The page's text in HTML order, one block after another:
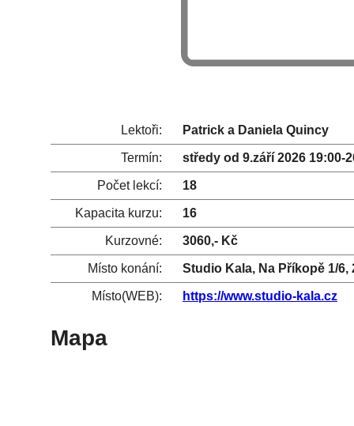
Lektoři: Patrick a Daniela Quincy
Termín: středy od 9.září 2026 19:00-
Počet lekcí: 18
Kapacita kurzu: 16
Kurzovné: 3060,- Kč
Místo konání: Studio Kala, Na Příkopě 1/6,
Místo(WEB): https://www.studio-kala.cz
Mapa